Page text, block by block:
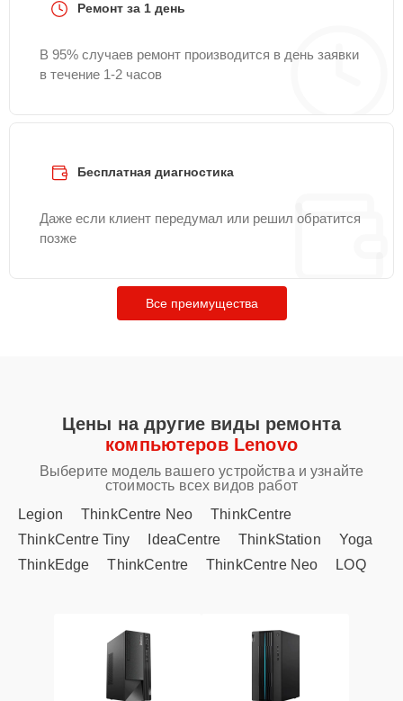
Ремонт за 1 день
В 95% случаев ремонт производится в день заявки
в течение 1-2 часов
Бесплатная диагностика
Даже если клиент передумал или решил обратится
позже
Все преимущества
Цены на другие виды ремонта
компьютеров Lenovo
Выберите модель вашего устройства и узнайте
стоимость всех видов работ
Legion
ThinkCentre Neo
ThinkCentre
ThinkCentre Tiny
IdeaCentre ThinkStation
Yoga
ThinkEdge
ThinkCentre ThinkCentre Neo LOQ